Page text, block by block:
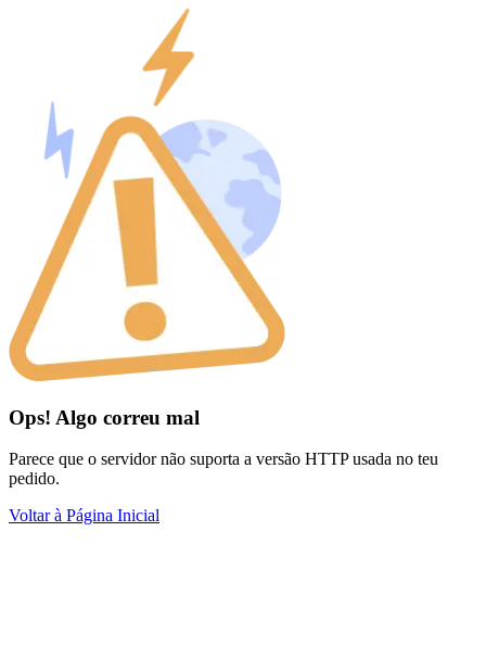
Ops! Algo correu mal
Parece que o servidor não suporta a versão HTTP usada no teu
pedido.
Voltar à Página Inicial